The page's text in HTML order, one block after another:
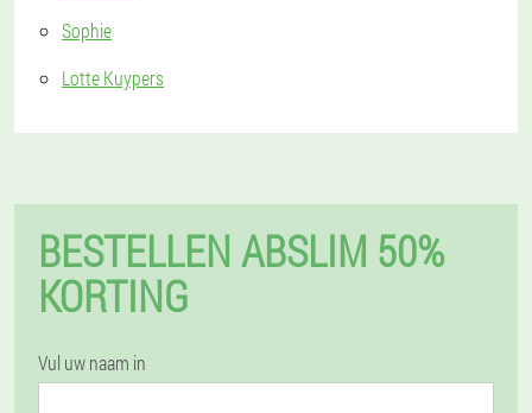
Sophie
Lotte Kuypers
BESTELLEN ABSLIM 50%
KORTING
Vul uw naam in